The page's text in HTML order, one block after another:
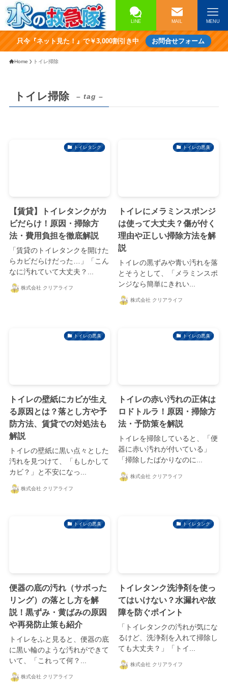
LINE MAIL MENU
只今『ネット見た！』で￥3,000割引き中 お問合せフォーム
Home トイレ掃除
トイレ掃除 – tag –
トイレタンク
【賃貸】トイレタンクがカ
ビだらけ！原因・掃除方
法・費用負担を徹底解説
「賃貸のトイレタンクを開けた
らカビだらけだった…」「こん
なに汚れていて大丈夫？...
株式会社 クリアライフ
トイレの悪臭
トイレにメラミンスポンジ
は使って大丈夫？傷が付く
理由や正しい掃除方法を解
説
トイレの黒ずみや青い汚れを落
とそうとして、「メラミンスポ
ンジなら簡単にきれい...
株式会社 クリアライフ
トイレの悪臭
トイレの壁紙にカビが生え
る原因とは？落とし方や予
防方法、賃貸での対処法も
解説
トイレの壁紙に黒い点々とした
汚れを見つけて、「もしかして
カビ？」と不安になっ...
株式会社 クリアライフ
トイレの悪臭
トイレの赤い汚れの正体は
ロドトルラ！原因・掃除方
法・予防策を解説
トイレを掃除していると、「便
器に赤い汚れが付いている」
「掃除したばかりなのに...
株式会社 クリアライフ
トイレの悪臭
便器の底の汚れ（サボった
リング）の落とし方を解
説！黒ずみ・黄ばみの原因
や再発防止策も紹介
トイレをふと見ると、便器の底
に黒い輪のような汚れができて
いて、「これって何？...
株式会社 クリアライフ
トイレタンク
トイレタンク洗浄剤を使っ
てはいけない？水漏れや故
障を防ぐポイント
「トイレタンクの汚れが気にな
るけど、洗浄剤を入れて掃除し
ても大丈夫？」「トイ...
株式会社 クリアライフ